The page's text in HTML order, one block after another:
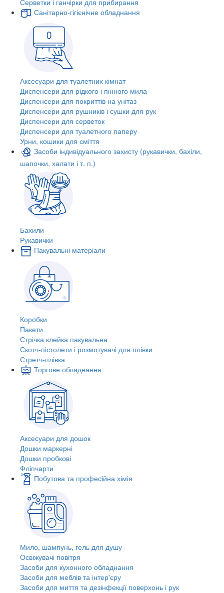
Санітарно-гігієнічне обладнання
Аксесуари для туалетних кімнат
Диспенсери для рідкого і пінного мила
Диспенсери для покриттів на унітаз
Диспенсери для рушників і сушки для рук
Диспенсери для серветок
Диспенсери для туалетного паперу
Урни, кошики для сміття
Засоби індивідуального захисту (рукавички, бахіли,
шапочки, халати і т. п.)
Бахили
Рукавички
Пакувальні матеріали
Коробки
Пакети
Стрічка клейка пакувальна
Скотч-пістолети і розмотувачі для плівки
Стретч-плівка
Торгове обладнання
Аксесуари для дошок
Дошки маркерні
Дошки пробкові
Фліпчарти
Побутова та професійна хімія
Мило, шампунь, гель для душу
Освіжувачі повітря
Засоби для кухонного обладнання
Засоби для меблів та інтер'єру
Засоби для миття та дезінфекції поверхонь і рук